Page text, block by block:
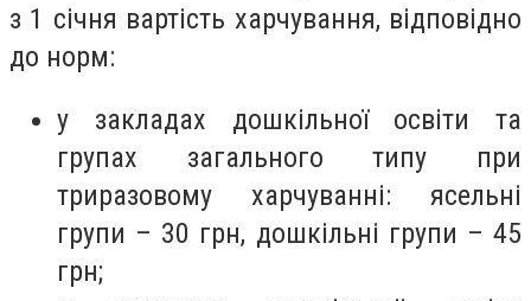
з 1 січня вартість харчування, відповідно
до норм:
у закладах дошкільної освіти та
групах загального типу при
триразовому харчуванні: ясельні
групи – 30 грн, дошкільні групи – 45
грн;